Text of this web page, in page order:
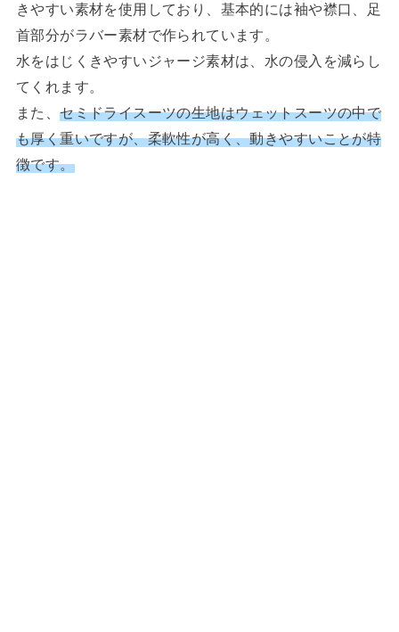
きやすい素材を使用しており、基本的には袖や襟口、足
首部分がラバー素材で作られています。
水をはじくきやすいジャージ素材は、水の侵入を減らし
てくれます。
また、セミドライスーツの生地はウェットスーツの中で
も厚く重いですが、柔軟性が高く、動きやすいことが特
徴です。